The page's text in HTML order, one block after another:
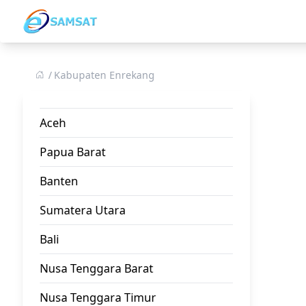
Kabupaten Enrekang
Aceh
Papua Barat
Banten
Sumatera Utara
Bali
Nusa Tenggara Barat
Nusa Tenggara Timur